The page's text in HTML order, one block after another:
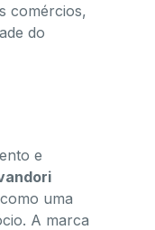
comércios,
do
e
uma
A marca